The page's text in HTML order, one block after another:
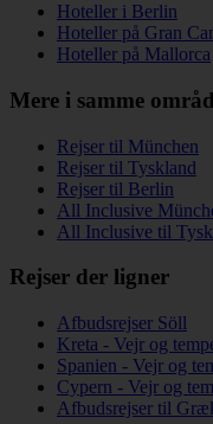
Hoteller i Berlin
Hoteller på Gran
Hoteller på Mallorca
Mere i samme
Rejser til München
Rejser til Tyskland
Rejser til Berlin
All Inclusive
All Inclusive til
Rejser der ligner
Afbudsrejser Söll
Kreta - Vejr og
Spanien - Vejr og
Cypern - Vejr og
Afbudsrejser til